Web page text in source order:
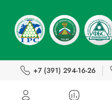
+7 (391) 294-16-26